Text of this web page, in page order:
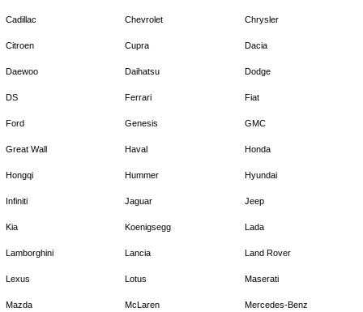
Cadillac Chevrolet Chrysler
Citroen Cupra Dacia
Daewoo Daihatsu Dodge
DS Ferrari Fiat
Ford Genesis GMC
Great Wall Haval Honda
Hongqi Hummer Hyundai
Infiniti Jaguar Jeep
Kia Koenigsegg Lada
Lamborghini Lancia Land Rover
Lexus Lotus Maserati
Mazda McLaren Mercedes-Benz